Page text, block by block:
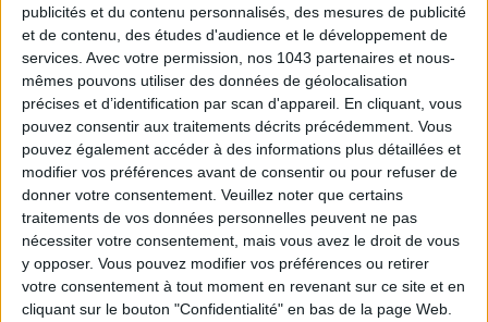
publicités et du contenu personnalisés, des mesures de publicité
et de contenu, des études d'audience et le développement de
services. Avec votre permission, nos 1043 partenaires et nous-
mêmes pouvons utiliser des données de géolocalisation
précises et d’identification par scan d'appareil. En cliquant, vous
pouvez consentir aux traitements décrits précédemment. Vous
pouvez également accéder à des informations plus détaillées et
modifier vos préférences avant de consentir ou pour refuser de
donner votre consentement. Veuillez noter que certains
traitements de vos données personnelles peuvent ne pas
nécessiter votre consentement, mais vous avez le droit de vous
y opposer. Vous pouvez modifier vos préférences ou retirer
votre consentement à tout moment en revenant sur ce site et en
cliquant sur le bouton "Confidentialité" en bas de la page Web.
LES PLUS BEAUX HÔTELS DE MONTAGNE POUR L’ÉTÉ